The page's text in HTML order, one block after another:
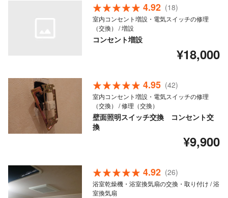
4.92 (18)
室内コンセント増設・電気スイッチの修理
（交換） / 増設
コンセント増設
¥18,000
4.95 (42)
室内コンセント増設・電気スイッチの修理
（交換） / 修理（交換）
壁面照明スイッチ交換 コンセント交
換
¥9,900
4.92 (26)
浴室乾燥機・浴室換気扇の交換・取り付け / 浴
室換気扇